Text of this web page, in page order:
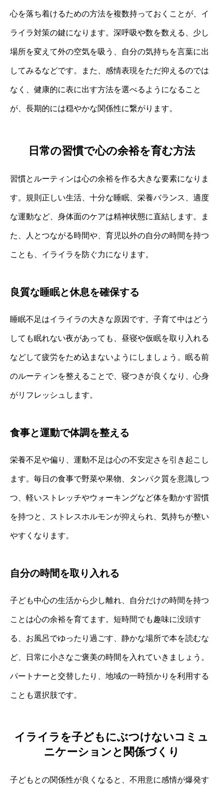
心を落ち着けるための方法を複数持っておくことが、イ
ライラ対策の鍵になります。深呼吸や数を数える、少し
場所を変えて外の空気を吸う、自分の気持ちを言葉に出
してみるなどです。また、感情表現をただ抑えるのでは
なく、健康的に表に出す方法を選べるようになること
が、長期的には穏やかな関係性に繋がります。
日常の習慣で心の余裕を育む方法
習慣とルーティンは心の余裕を作る大きな要素になりま
す。規則正しい生活、十分な睡眠、栄養バランス、適度
な運動など、身体面のケアは精神状態に直結します。ま
た、人とつながる時間や、育児以外の自分の時間を持つ
ことも、イライラを防ぐ力になります。
良質な睡眠と休息を確保する
睡眠不足はイライラの大きな原因です。子育て中はどう
しても眠れない夜があっても、昼寝や仮眠を取り入れる
などして疲労をため込まないようにしましょう。眠る前
のルーティンを整えることで、寝つきが良くなり、心身
がリフレッシュします。
食事と運動で体調を整える
栄養不足や偏り、運動不足は心の不安定さを引き起こし
ます。毎日の食事で野菜や果物、タンパク質を意識しつ
つ、軽いストレッチやウォーキングなど体を動かす習慣
を持つと、ストレスホルモンが抑えられ、気持ちが整い
やすくなります。
自分の時間を取り入れる
子ども中心の生活から少し離れ、自分だけの時間を持つ
ことは心の余裕を育てます。短時間でも趣味に没頭す
る、お風呂でゆったり過ごす、静かな場所で本を読むな
ど、日常に小さなご褒美の時間を入れていきましょう。
パートナーと交替したり、地域の一時預かりを利用する
ことも選択肢です。
イライラを子どもにぶつけないコミュ
ニケーションと関係づくり
子どもとの関係性が良くなると、不用意に感情が爆発す